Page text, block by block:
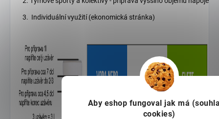
Aby eshop fungoval jak má
cookies)
Individuální využití (ekonomická stránka)